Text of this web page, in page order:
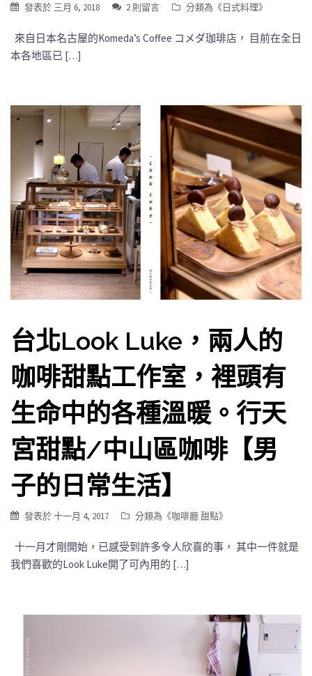
發表於 三月 6, 2018 2 則留言 分類為《日式料理》
來自日本名古屋的Komeda’s Coffee コメダ珈琲店， 目前在全日
本各地區已 […]
台北Look Luke，兩人的
咖啡甜點工作室，裡頭有
生命中的各種溫暖。行天
宮甜點/中山區咖啡【男
子的日常生活】
發表於十一月 4, 2017 分類為《咖啡廳 甜點》
十一月才剛開始，已感受到許多令人欣喜的事， 其中一件就是
我們喜歡的Look Luke開了可內用的 […]